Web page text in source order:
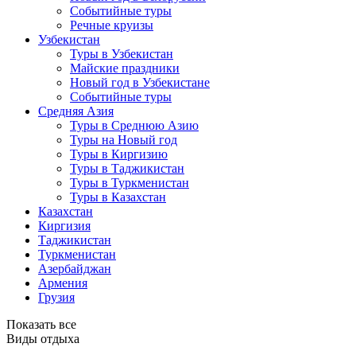
Событийные туры
Речные круизы
Узбекистан
Туры в Узбекистан
Майские праздники
Новый год в Узбекистане
Событийные туры
Средняя Азия
Туры в Среднюю Азию
Туры на Новый год
Туры в Киргизию
Туры в Таджикистан
Туры в Туркменистан
Туры в Казахстан
Казахстан
Киргизия
Таджикистан
Туркменистан
Азербайджан
Армения
Грузия
Показать все
Виды отдыха